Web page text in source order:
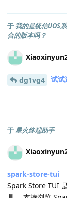
于我的是统信UOS
合的版本吗？
dg1vg4 试试
于星火终端助手
spark-store-tui
Spark Store TUI